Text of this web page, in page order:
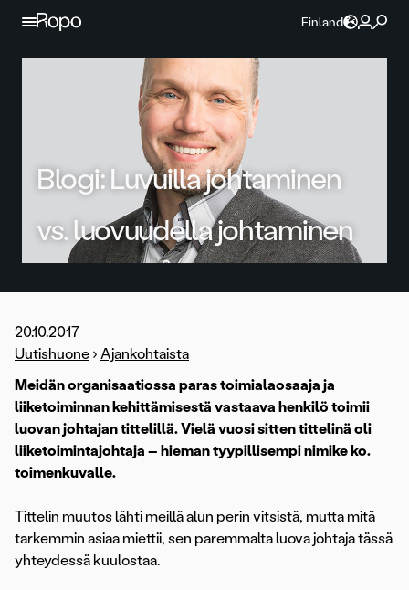
Jatka sisältöön
Finland
Blogi: Luvuilla johtaminen
vs. luovuudella johtaminen
20.10.2017
Uutishuone › Ajankohtaista
Meidän organisaatiossa paras toimialaosaaja ja
liiketoiminnan kehittämisestä vastaava henkilö toimii
luovan johtajan tittelillä. Vielä vuosi sitten tittelinä oli
liiketoimintajohtaja – hieman tyypillisempi nimike ko.
toimenkuvalle.
Tittelin muutos lähti meillä alun perin vitsistä, mutta mitä
tarkemmin asiaa miettii, sen paremmalta luova johtaja tässä
yhteydessä kuulostaa.